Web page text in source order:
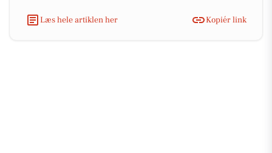
Læs hele artiklen her Kopiér link